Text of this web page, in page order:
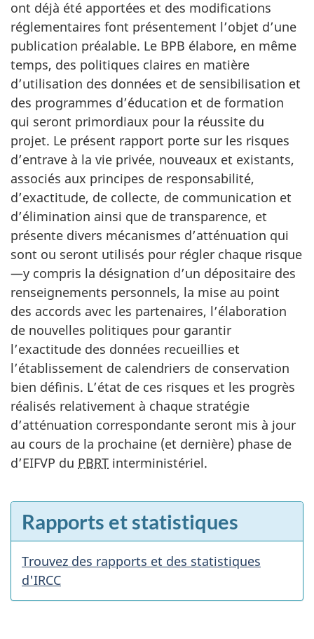
ont déjà été apportées et des modifications
réglementaires font présentement l’objet d’une
publication préalable. Le BPB élabore, en même
temps, des politiques claires en matière
d’utilisation des données et de sensibilisation et
des programmes d’éducation et de formation
qui seront primordiaux pour la réussite du
projet. Le présent rapport porte sur les risques
d’entrave à la vie privée, nouveaux et existants,
associés aux principes de responsabilité,
d’exactitude, de collecte, de communication et
d’élimination ainsi que de transparence, et
présente divers mécanismes d’atténuation qui
sont ou seront utilisés pour régler chaque risque
—y compris la désignation d’un dépositaire des
renseignements personnels, la mise au point
des accords avec les partenaires, l’élaboration
de nouvelles politiques pour garantir
l’exactitude des données recueillies et
l’établissement de calendriers de conservation
bien définis. L’état de ces risques et les progrès
réalisés relativement à chaque stratégie
d’atténuation correspondante seront mis à jour
au cours de la prochaine (et dernière) phase de
d’EIFVP du PBRT interministériel.
E
n
v
e
Rapports et statistiques
Trouvez des rapports et des statistiques
d'IRCC